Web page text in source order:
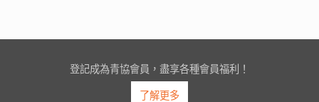
登記成為青協會員，盡享各種會員福利！
了解更多